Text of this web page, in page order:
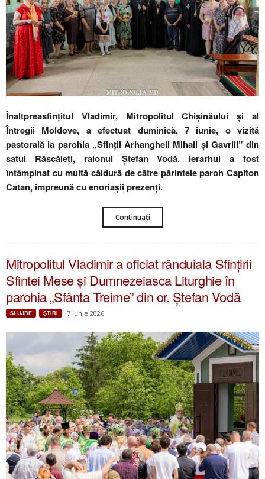
Înaltpreasfințitul Vladimir, Mitropolitul Chișinăului și al
Întregii Moldove, a efectuat duminică, 7 iunie, o vizită
pastorală la parohia „Sfinții Arhangheli Mihail și Gavriil” din
satul Răscăieți, raionul Ștefan Vodă. Ierarhul a fost
întâmpinat cu multă căldură de către părintele paroh Capiton
Catan, împreună cu enoriașii prezenți.
Continuați
Mitropolitul Vladimir a oficiat rânduiala Sfințirii
Sfintei Mese și Dumnezeiasca Liturghie în
parohia „Sfânta Treime” din or. Ștefan Vodă
SLUJBE ŞTIRI 7 iunie 2026